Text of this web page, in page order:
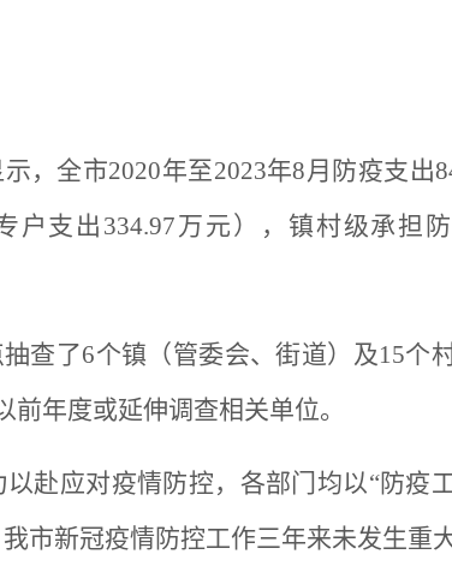
，全市2020年至2023年8月防疫支出
户支出334.97万元），镇村级承担
查了6个镇（管委会、街道）及15个
年度或延伸调查相关单位。
赴应对疫情防控，各部门均以“防疫
市新冠疫情防控工作三年来未发生重大